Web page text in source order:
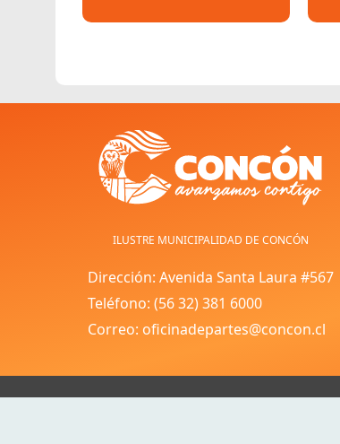
ILUSTRE MUNICIPALIDAD DE CONCÓN
Dirección: Avenida Santa Laura #567
Teléfono: (56 32) 381 6000
Correo: oficinadepartes@concon.cl